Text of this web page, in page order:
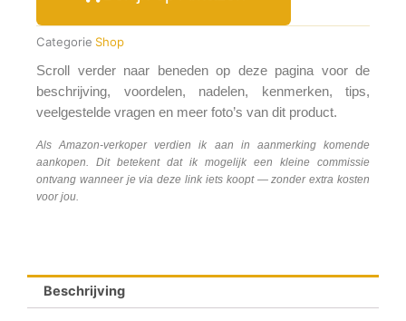
Categorie Shop
Scroll verder naar beneden op deze pagina voor de
beschrijving, voordelen, nadelen, kenmerken, tips,
veelgestelde vragen en meer foto’s van dit product.
Als Amazon-verkoper verdien ik aan in aanmerking komende
aankopen. Dit betekent dat ik mogelijk een kleine commissie
ontvang wanneer je via deze link iets koopt — zonder extra kosten
voor jou.
Beschrijving